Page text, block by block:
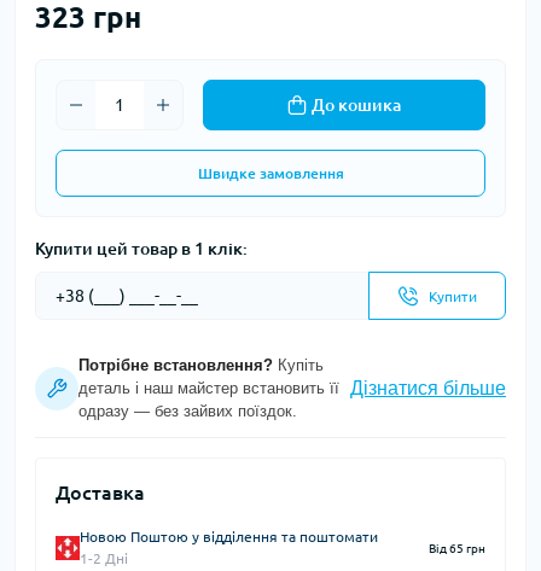
323 грн
До кошика
Швидке замовлення
Купити цей товар в 1 клік:
Купити
Потрібне встановлення? Купіть
деталь і наш майстер встановить її
одразу — без зайвих поїздок.
Дізнатися більше
Доставка
Новою Поштою у відділення та поштомати
1-2 Дні
Від 65 грн